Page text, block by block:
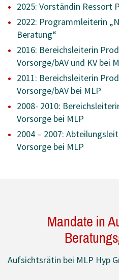
2025: Vorständin Ressort
2022: Programmleiterin
Beratung“
2016: Bereichsleiterin
Vorsorge/bAV und KV bei
2011: Bereichsleiterin
Vorsorge/bAV bei MLP
2008- 2010:
Vorsorge bei MLP
2004 – 2007:
Vorsorge bei MLP
Mandate in
Aufsichtsrätin bei MLP Hyp